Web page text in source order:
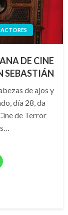
DE CINE
SEBASTIÁN
de ajos y
día 28, da
de Terror